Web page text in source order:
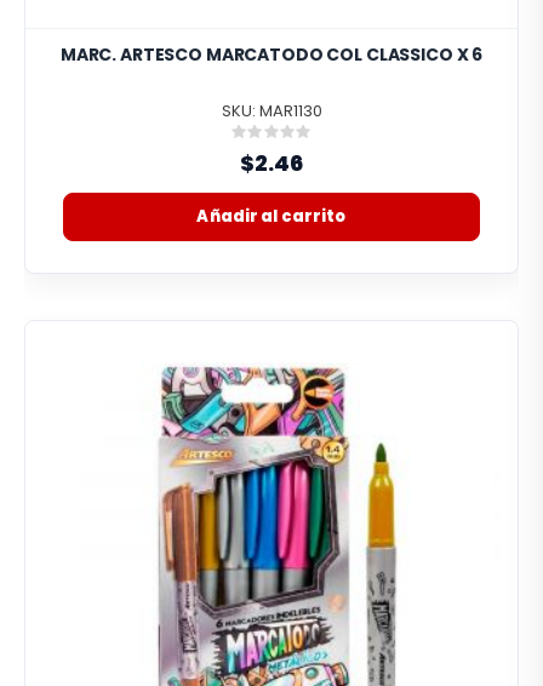
MARC. ARTESCO MARCATODO COL CLASSICO X 6
SKU: MAR1130
Rating:
0%
$2.46
Añadir al carrito